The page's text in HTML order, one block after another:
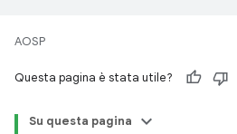
AOSP
Questa pagina è stata utile?
Su questa pagina